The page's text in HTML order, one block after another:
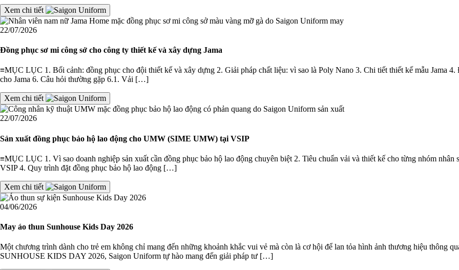
Xem chi tiết
22/07/2026
Đồng phục sơ mi công sở cho công ty thiết kế và xây dựng Jama
≡MỤC LỤC 1. Bối cảnh: đồng phục cho đội thiết kế và xây dựng 2. Giải pháp chất liệu: vì sao là Poly Nano 3. Chi tiết thiết kế mẫu Jama
cho Jama 6. Câu hỏi thường gặp 6.1. Vải […]
Xem chi tiết
22/07/2026
Sản xuất đồng phục bảo hộ lao động cho UMW (SIME UMW) tại VSIP
≡MỤC LỤC 1. Vì sao doanh nghiệp sản xuất cần đồng phục bảo hộ lao động chuyên biệt 2. Tiêu chuẩn vải và thiết kế cho từng nhóm
VSIP 4. Quy trình đặt đồng phục bảo hộ lao động […]
Xem chi tiết
04/06/2026
May áo thun Sunhouse Kids Day 2026
Một chương trình dành cho trẻ em không chỉ mang đến những khoảnh khắc vui vẻ mà còn là cơ hội để lan tỏa hình ảnh thương hiệu thông
SUNHOUSE KIDS DAY 2026, Saigon Uniform tự hào mang đến giải pháp tư […]